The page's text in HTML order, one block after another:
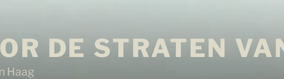
DE STRATEN
Haag